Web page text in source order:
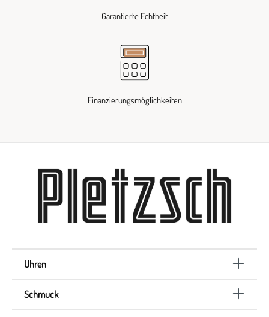
Garantierte Echtheit
Finanzierungsmöglichkeiten
Uhren
Schmuck